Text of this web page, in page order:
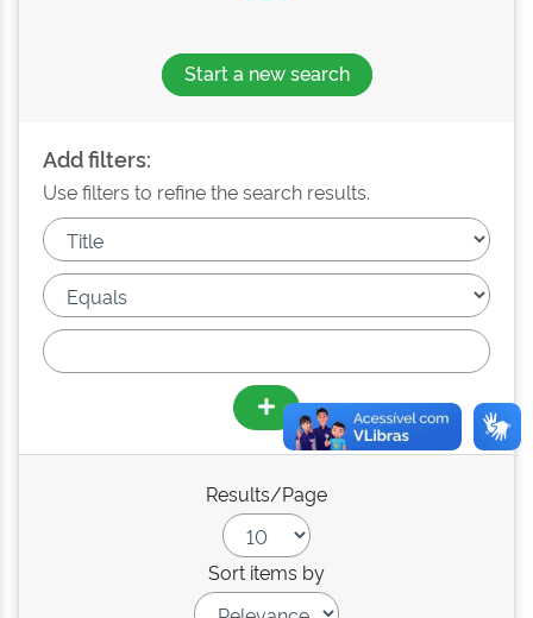
Start a new search
Add filters:
Use filters to refine the search results.
Results/Page
Sort items by